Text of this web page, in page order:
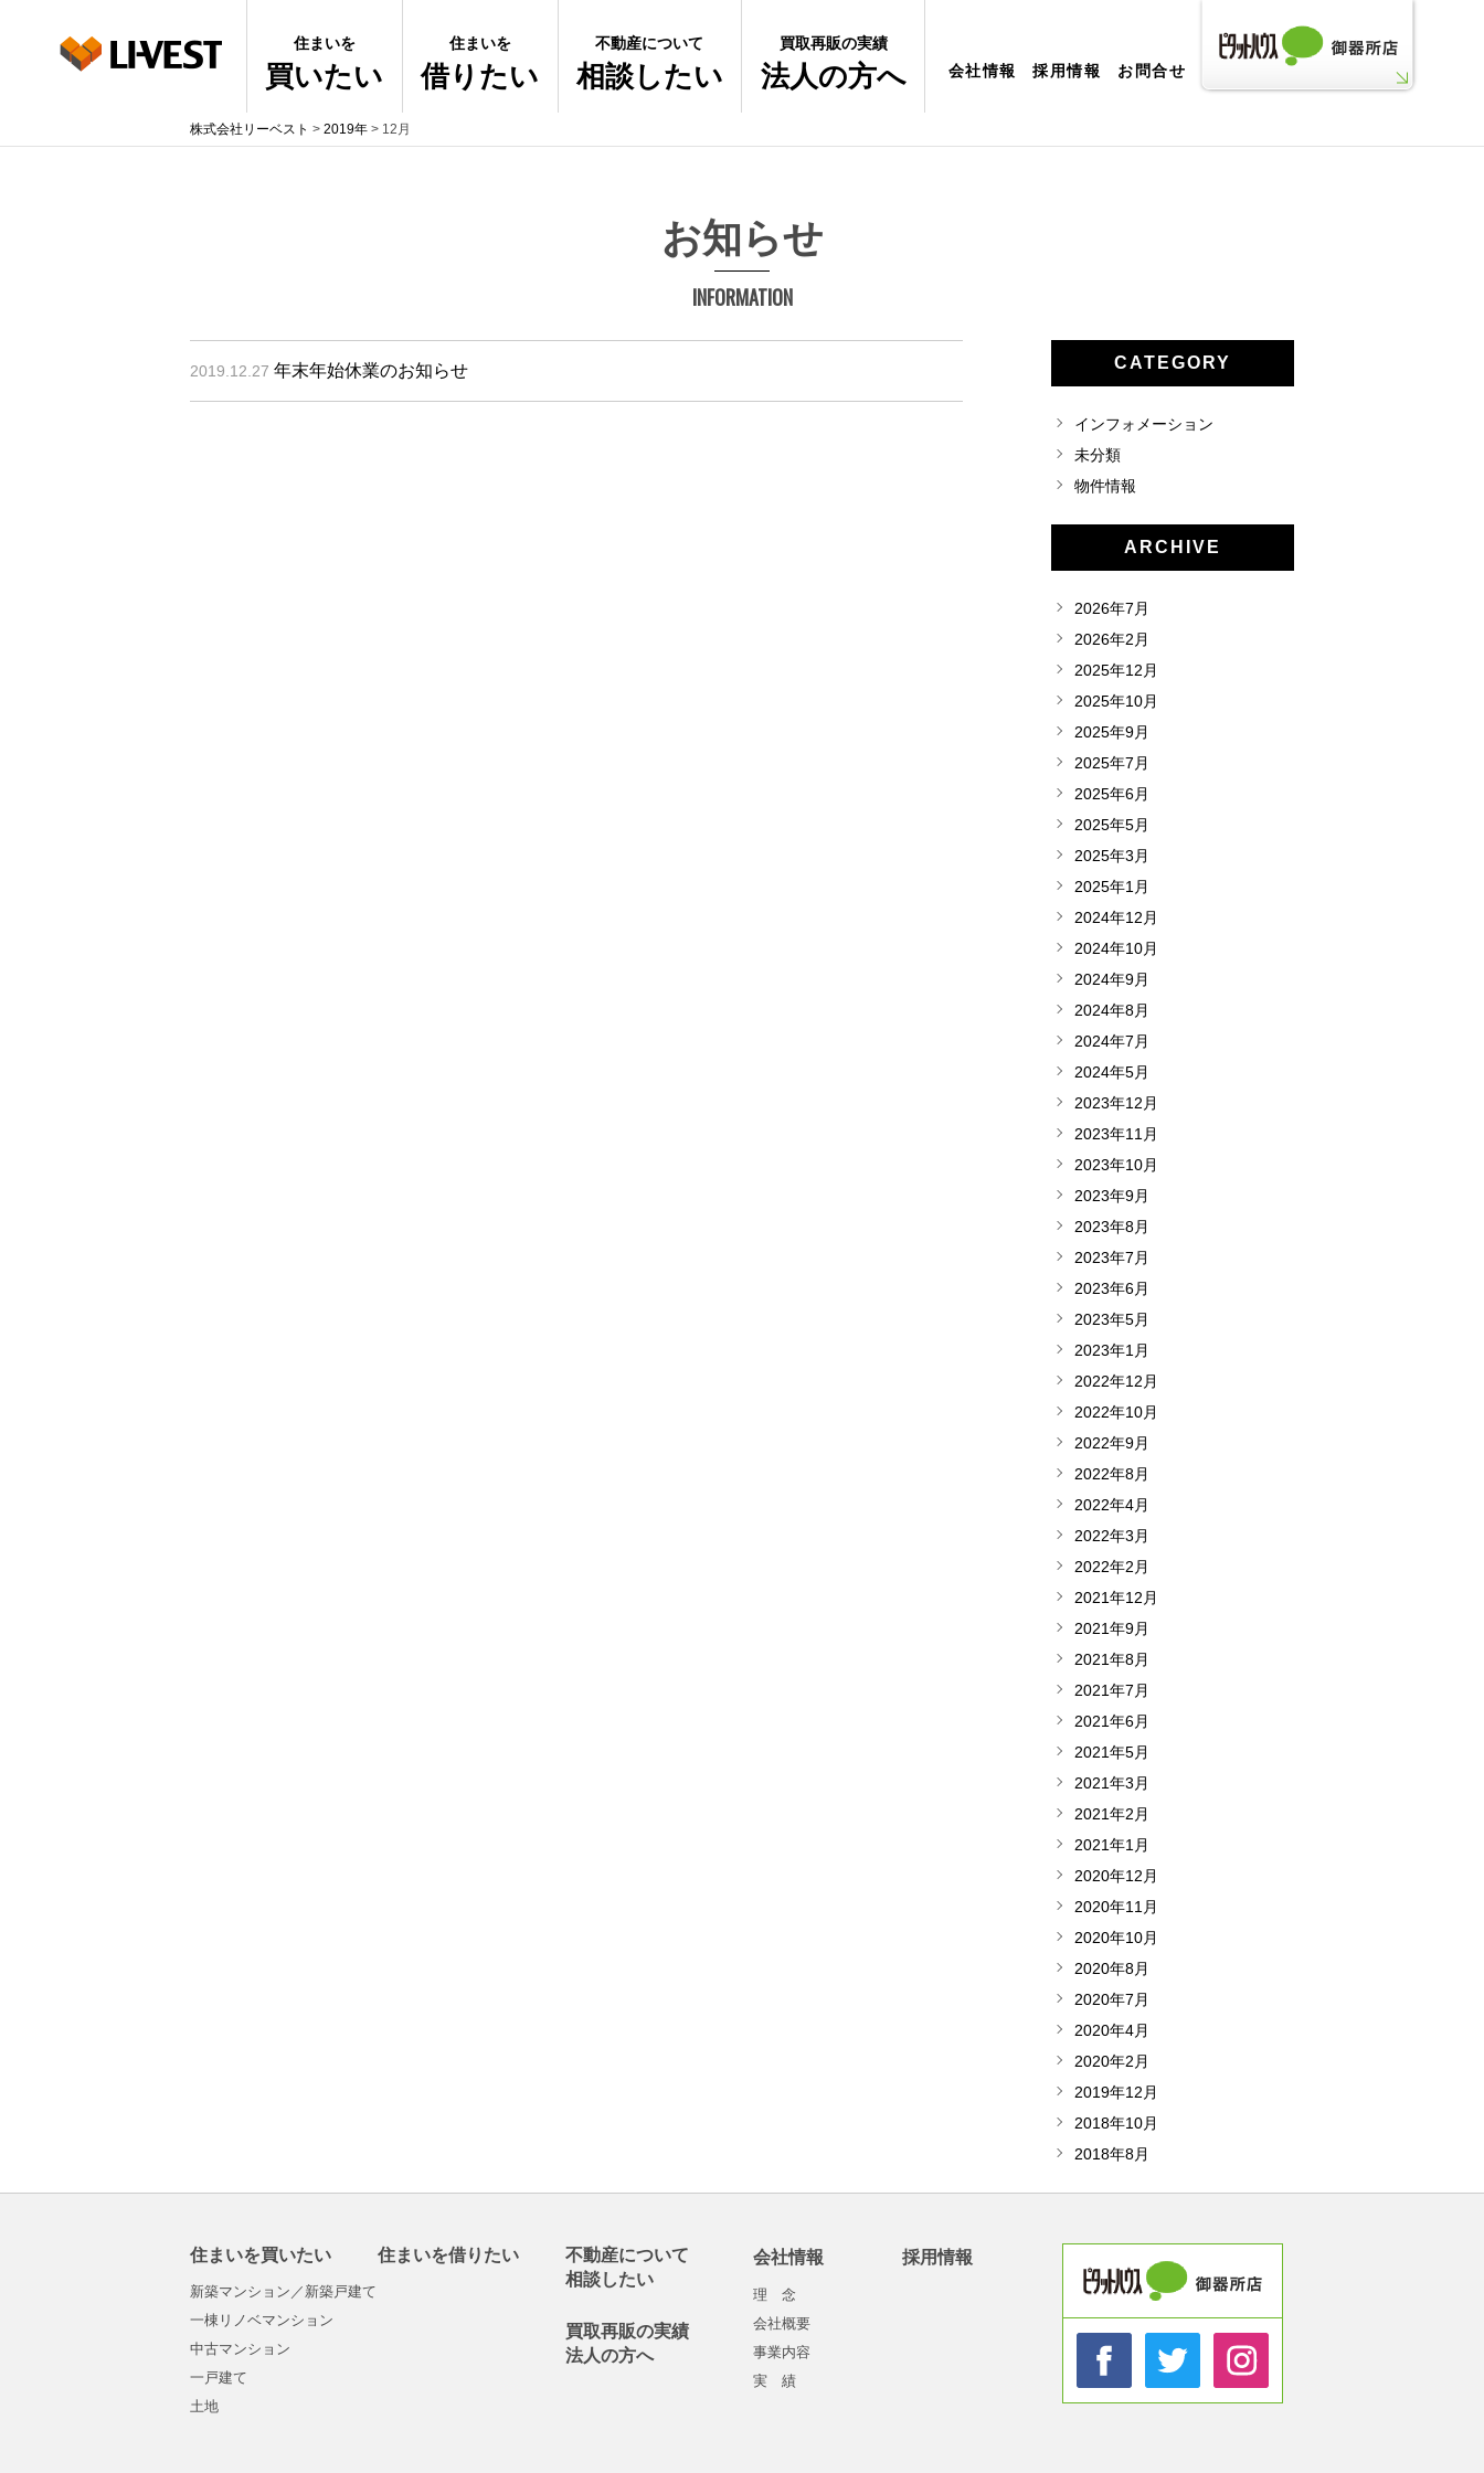
住まいを
買いたい
住まいを
借りたい
不動産について
相談したい
買取再販の実績
法人の方へ 会社情報 採用情報 お問合せ
株式会社リーベスト > 2019年 > 12月
お知らせ
INFORMATION
2019.12.27 年末年始休業のお知らせ CATEGORY
インフォメーション
未分類
物件情報
ARCHIVE
2026年7月
2026年2月
2025年12月
2025年10月
2025年9月
2025年7月
2025年6月
2025年5月
2025年3月
2025年1月
2024年12月
2024年10月
2024年9月
2024年8月
2024年7月
2024年5月
2023年12月
2023年11月
2023年10月
2023年9月
2023年8月
2023年7月
2023年6月
2023年5月
2023年1月
2022年12月
2022年10月
2022年9月
2022年8月
2022年4月
2022年3月
2022年2月
2021年12月
2021年9月
2021年8月
2021年7月
2021年6月
2021年5月
2021年3月
2021年2月
2021年1月
2020年12月
2020年11月
2020年10月
2020年8月
2020年7月
2020年4月
2020年2月
2019年12月
2018年10月
2018年8月
住まいを買いたい
新築マンション／新築戸建て
一棟リノベマンション
中古マンション
一戸建て
土地
住まいを借りたい
不動産について
相談したい
買取再販の実績
法人の方へ
会社情報
理 念
会社概要
事業内容
実 績
採用情報